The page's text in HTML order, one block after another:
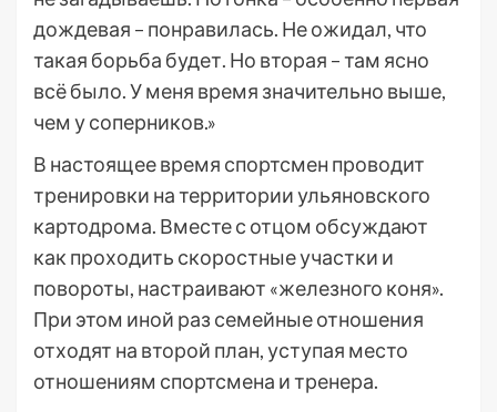
дождевая – понравилась. Не ожидал, что
такая борьба будет. Но вторая – там ясно
всё было. У меня время значительно выше,
чем у соперников.»
В настоящее время спортсмен проводит
тренировки на территории ульяновского
картодрома. Вместе с отцом обсуждают
как проходить скоростные участки и
повороты, настраивают «железного коня».
При этом иной раз семейные отношения
отходят на второй план, уступая место
отношениям спортсмена и тренера.